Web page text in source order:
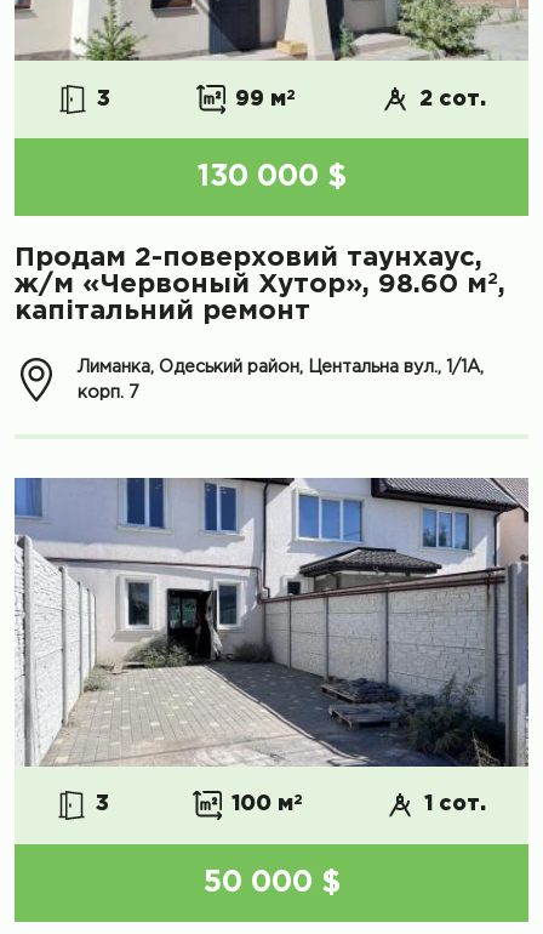
3 99 м2 2 сот.
130 000 $
Продам 2-поверховий таунхаус,
ж/м «Червоный Хутор», 98.60 м2,
капітальний ремонт
Лиманка, Одеський район, Центальна вул., 1/1А,
корп. 7
3 100 м2 1 сот.
50 000 $